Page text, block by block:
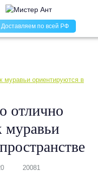
Доставляем по всей РФ
муравьи ориентируются в
отлично
муравьи
20081